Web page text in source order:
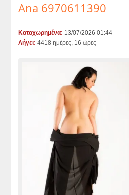
Ana 6970611390
Καταχωρημένα: 13/07/2026 01:44
Λήγει: 4418 ημέρες, 16 ώρες